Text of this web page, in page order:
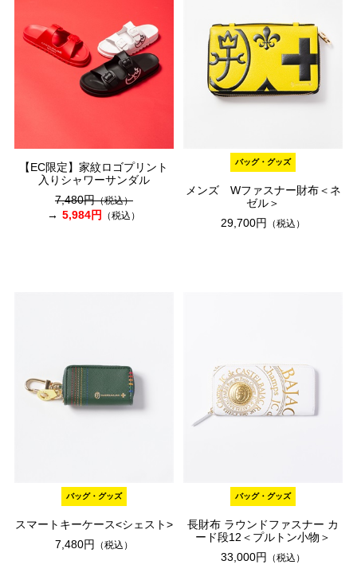
【EC限定】家紋ロゴプリント
入りシャワーサンダル
7,480円（税込）
5,984円 （税込）
バッグ・グッズ
メンズ Wファスナー財布＜ネ
ゼル＞
29,700円
（税込）
バッグ・グッズ
スマートキーケース<シェスト>
7,480円
（税込）
バッグ・グッズ
長財布 ラウンドファスナー カ
ード段12＜プルトン小物＞
33,000円
（税込）